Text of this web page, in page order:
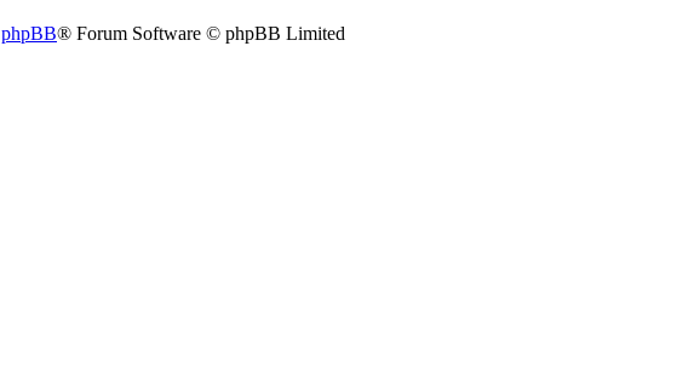
phpBB® Forum Software © phpBB Limited